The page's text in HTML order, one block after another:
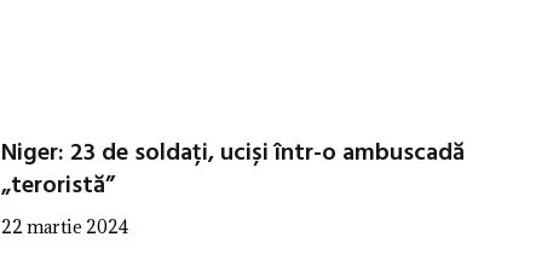
Niger: 23 de soldați, uciși într-o ambuscadă
„teroristă”
22 martie 2024